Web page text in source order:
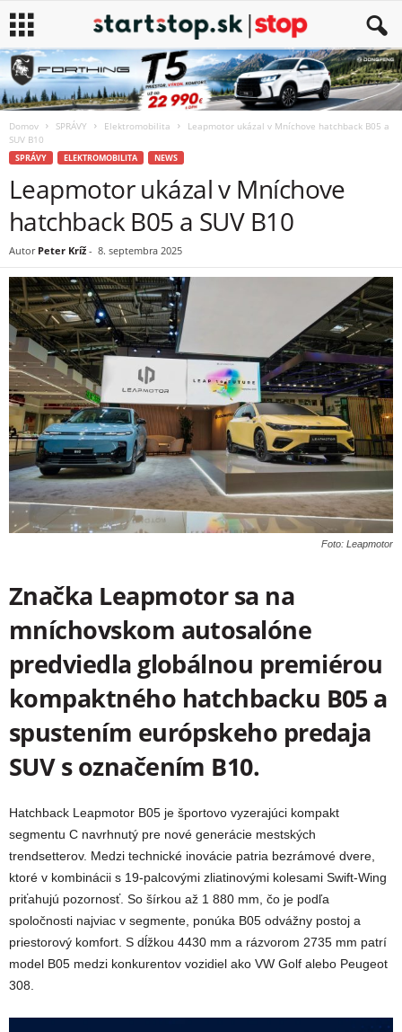
Domov SPRÁVY Elektromobilita
Leapmotor ukázal v Mníchove hatchback B05 a
SUV B10
SPRÁVY ELEKTROMOBILITA NEWS
Leapmotor ukázal v Mníchove
hatchback B05 a SUV B10
Autor Peter Kríž - 8. septembra 2025
Foto: Leapmotor
Značka Leapmotor sa na
mníchovskom autosalóne
predviedla globálnou premiérou
kompaktného hatchbacku B05 a
spustením európskeho predaja
SUV s označením B10.
Hatchback Leapmotor B05 je športovo vyzerajúci kompakt
segmentu C navrhnutý pre nové generácie mestských
trendsetterov. Medzi technické inovácie patria bezrámové dvere,
ktoré v kombinácii s 19-palcovými zliatinovými kolesami Swift-Wing
priťahujú pozornosť. So šírkou až 1 880 mm, čo je podľa
spoločnosti najviac v segmente, ponúka B05 odvážny postoj a
priestorový komfort. S dĺžkou 4430 mm a rázvorom 2735 mm patrí
model B05 medzi konkurentov vozidiel ako VW Golf alebo Peugeot
308.